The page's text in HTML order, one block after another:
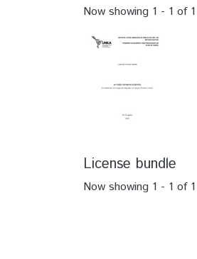
Now showing 1 - 1 of 1
License bundle
Now showing 1 - 1 of 1